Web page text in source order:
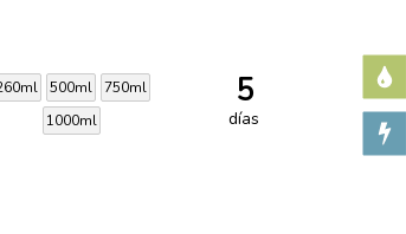
500ml
750ml
1000ml
5
días